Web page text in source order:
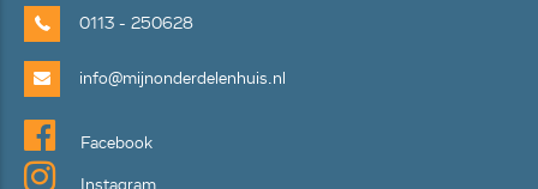
0113 - 250628
info@mijnonderdelenhuis.nl
Facebook